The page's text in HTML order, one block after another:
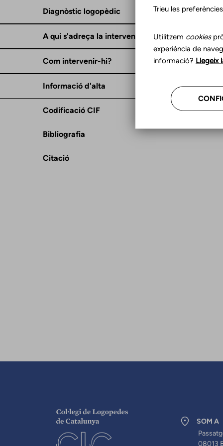
Diagnòstic logopèdic
A qui s'adreça la intervenció?
Com intervenir-hi?
Informació d'alta
Codificació CIF
Bibliografia
Citació
SOM A
08013
Trieu les
Utilitzem cookies
experiència de
informació? Llegeix